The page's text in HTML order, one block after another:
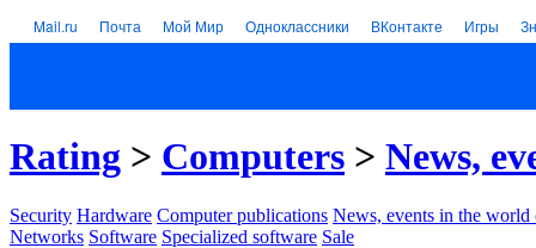
Mail.ru Почта Мой Мир Одноклассники ВКонтакте Игры
Rating > Computers > News,
Security Hardware Computer publications News, events in the world
Networks Software Specialized software Sale